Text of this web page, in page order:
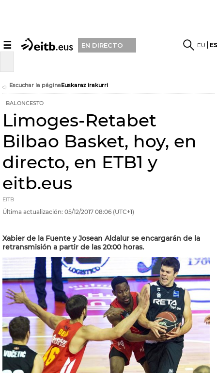
☰ EN DIRECTO EU
Escuchar la páginaEuskaraz irakurri
BALONCESTO
Limoges-Retabet
Bilbao Basket, hoy, en
directo, en ETB1 y
eitb.eus
EITB
Última actualización: 05/12/2017 08:06 (UTC+1)
Xabier de la Fuente y Josean Aldalur se encargarán de la
retransmisión a partir de las 20:00 horas.